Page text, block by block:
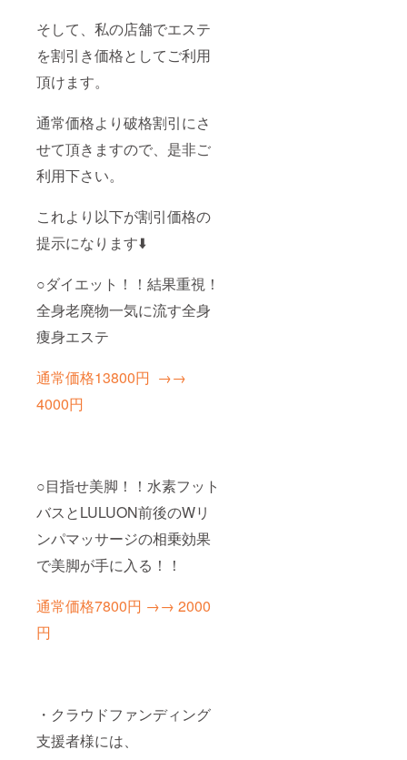
そして、私の店舗でエステ
を割引き価格としてご利用
頂けます。
通常価格より破格割引にさ
せて頂きますので、是非ご
利用下さい。
これより以下が割引価格の
提示になります⬇️
○ダイエット！！結果重視！
全身老廃物一気に流す全身
痩身エステ
通常価格13800円 →→
4000円
○目指せ美脚！！水素フット
バスとLULUON前後のWリ
ンパマッサージの相乗効果
で美脚が手に入る！！
通常価格7800円 →→ 2000
円
・クラウドファンディング
支援者様には、